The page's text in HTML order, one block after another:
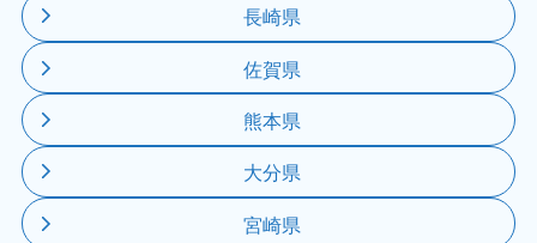
長崎県
佐賀県
熊本県
大分県
宮崎県